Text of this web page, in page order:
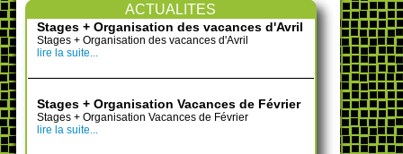
ACTUALITES
Stages + Organisation des vacances d'Avril
Stages + Organisation des vacances d'Avril
lire la suite...
Stages + Organisation Vacances de Février
Stages + Organisation Vacances de Février
lire la suite...